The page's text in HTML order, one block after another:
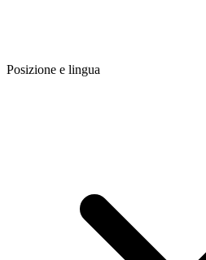
Posizione e lingua